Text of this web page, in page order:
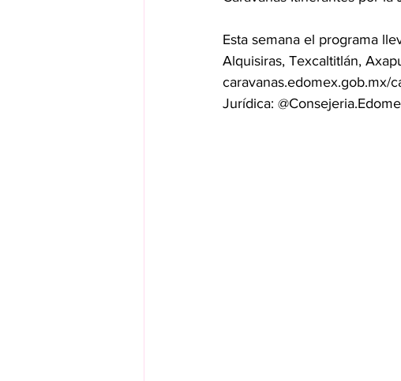
Esta semana el programa
Alquisiras, Texcaltitlán,
caravanas.edomex.gob.mx/
Jurídica: